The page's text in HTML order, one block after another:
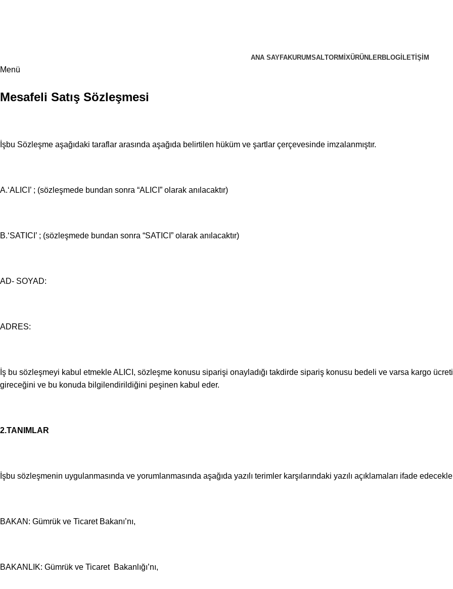
ANA SAYFAKURUMSALTORMIXÜRÜNLERBLOGİLETIŞIM
Menü
Mesafeli Satış Sözleşmesi
İşbu Sözleşme aşağıdaki taraflar arasında aşağıda belirtilen hüküm ve şartlar çerçevesinde imzalanmıştır.
A.‘ALICI’ ; (sözleşmede bundan sonra “ALICI” olarak anılacaktır)
B.‘SATICI’ ; (sözleşmede bundan sonra “SATICI” olarak anılacaktır)
AD- SOYAD:
ADRES:
İş bu sözleşmeyi kabul etmekle ALICI, sözleşme konusu siparişi onayladığı takdirde sipariş konusu bedeli ve varsa kargo
gireceğini ve bu konuda bilgilendirildiğini peşinen kabul eder.
2.TANIMLAR
İşbu sözleşmenin uygulanmasında ve yorumlanmasında aşağıda yazılı terimler karşılarındaki yazılı açıklamaları ifade
BAKAN: Gümrük ve Ticaret Bakanı’nı,
BAKANLIK: Gümrük ve Ticaret Bakanlığı’nı,